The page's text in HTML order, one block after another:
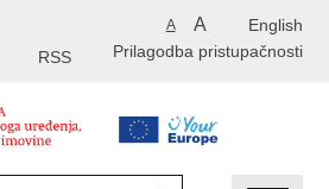
English
A A
Prilagodba pristupačnosti
RSS